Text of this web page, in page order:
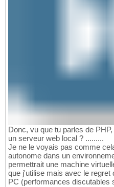
Donc, vu que tu parles de
un serveur web local ? .........
Je ne le voyais pas comme
autonome dans un
permettrait une machine
que j'utilise mais avec le regret
PC (performances discutables